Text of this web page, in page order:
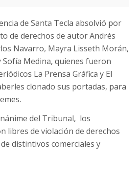
de Santa Tecla absolvió por
de derechos de autor Andrés
Navarro, Mayra Lisseth Morán,
Sofía Medina, quienes fueron
La Prensa Gráfica y El
clonado sus portadas, para
del Tribunal, los
libres de violación de derechos
distintivos comerciales y